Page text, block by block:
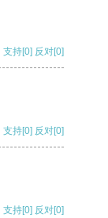
支持[0] 反对[0]
支持[0] 反对[0]
支持[0] 反对[0]